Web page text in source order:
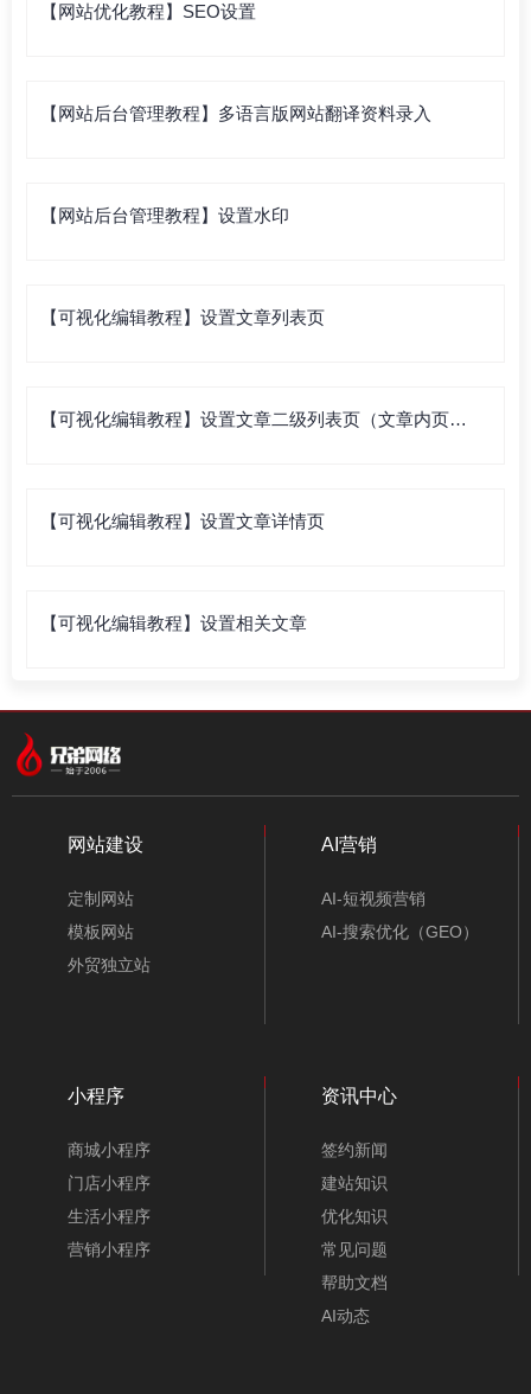
【网站优化教程】SEO设置
【网站后台管理教程】多语言版网站翻译资料录入
【网站后台管理教程】设置水印
【可视化编辑教程】设置文章列表页
【可视化编辑教程】设置文章二级列表页（文章内页列
【可视化编辑教程】设置文章详情页
【可视化编辑教程】设置相关文章
网站建设
定制网站
模板网站
外贸独立站
AI营销
AI-短视频营销
AI-搜索优化（GEO）
小程序
商城小程序
门店小程序
生活小程序
营销小程序
资讯中心
签约新闻
建站知识
优化知识
常见问题
帮助文档
AI动态